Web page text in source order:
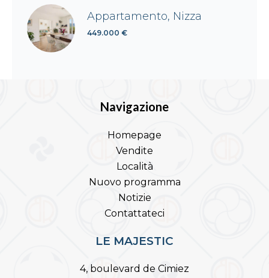
Appartamento, Nizza
449.000 €
Navigazione
Homepage
Vendite
Località
Nuovo programma
Notizie
Contattateci
LE MAJESTIC
4, boulevard de Cimiez